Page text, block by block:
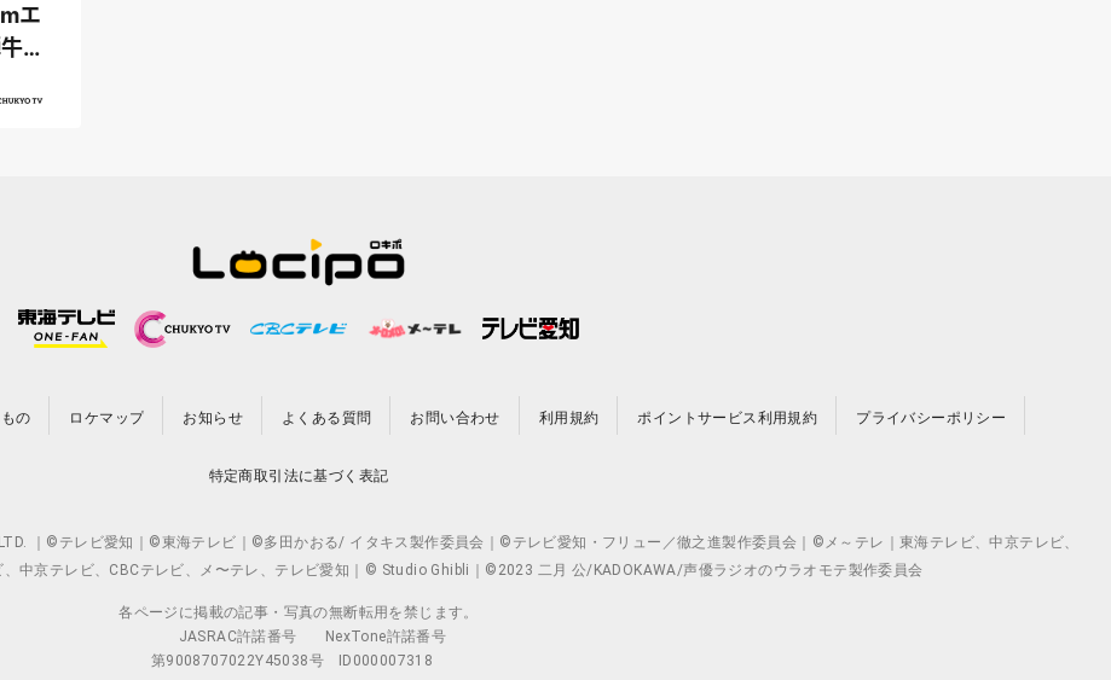
エ
中
の ロケマップ お知らせ よくある質問 お問い合わせ 利用規約 ポイントサービス利用規約 プライバシーポリシー
特定商取引法に基づく表記
｜©テレビ愛知｜©東海テレビ｜©多田かおる/ イタキス製作委員会｜©テレビ愛知・フリュー／徹之進製作委員会｜©メ～テレ｜東海テレビ、中京テレビ、
中京テレビ、CBCテレビ、メ〜テレ、テレビ愛知｜© Studio Ghibli｜©2023 二月 公/KADOKAWA/声優ラジオのウラオモテ製作委員会
各ページに掲載の記事・写真の無断転用を禁じます。
JASRAC許諾番号
NexTone許諾番号
第9008707022Y45038号
ID000007318